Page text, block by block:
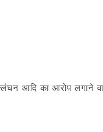
आदि का आरोप लगाने